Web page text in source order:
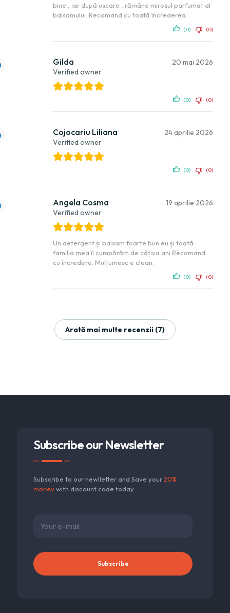
bine , iar după uscare , rămâne mirosul parfumat al
balsamului. Recomand cu toată încrederea.
(0) (0)
Gilda
Verified owner
20 mai 2026
(0) (0)
Cojocariu Liliana
Verified owner
24 aprilie 2026
(0) (0)
Angela Cosma
Verified owner
19 aprilie 2026
Un detergent și balsam foarte bun eu și toată
familia mea îl cumpărăm de câțiva ani.Recomand
cu încredere. Mulțumesc e clean.
(0) (0)
Arată mai multe recenzii (7)
Subscribe our Newsletter
Subscribe to our newlletter and Save your20%
moneywith discount code today.